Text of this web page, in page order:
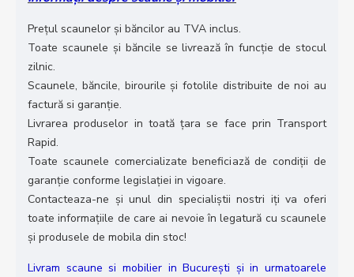
Prețul scaunelor și băncilor au TVA inclus.
Toate scaunele și băncile se livrează în funcție de stocul
zilnic.
Scaunele, băncile, birourile și fotolile distribuite de noi au
factură si garanție.
Livrarea produselor in toată țara se face prin Transport
Rapid.
Toate scaunele comercializate beneficiază de condiții de
garanție conforme legislației in vigoare.
Contacteaza-ne și unul din specialiștii nostri iți va oferi
toate informațiile de care ai nevoie în legatură cu scaunele
și produsele de mobila din stoc!
Livram scaune si mobilier in București și in urmatoarele